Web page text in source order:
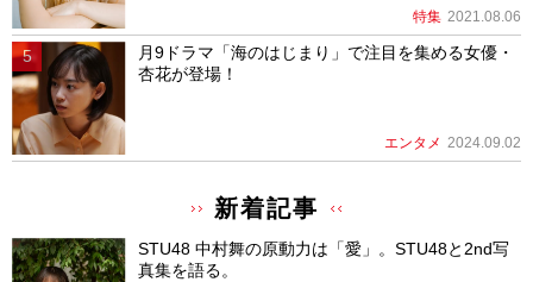
特集 2021.08.06
月9ドラマ「海のはじまり」で注目を集める女優・
杏花が登場！
エンタメ 2024.09.02
新着記事
STU48 中村舞の原動力は「愛」。STU48と2nd写
真集を語る。